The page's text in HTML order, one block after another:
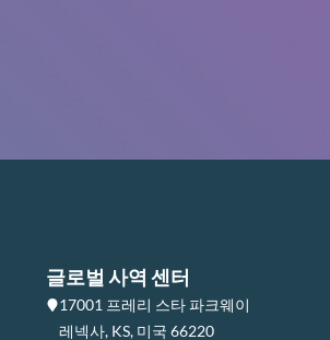
글로벌 사역 센터
17001 프레리 스타 파크웨이
레넥사, KS, 미국 66220